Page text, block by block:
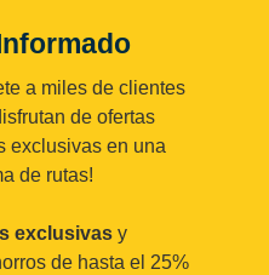
a miles de clientes
de ofertas
exclusivas en una
de rutas!
exclusivas y
de hasta el 25%